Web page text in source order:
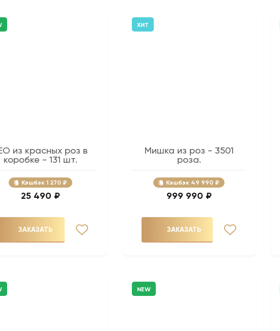
из красных роз в
коробке - 131 шт.
Кэшбэк1 270 ₽
25 490 ₽
ЗАКАЗАТЬ
ХИТ
Мишка из роз - 3501
роза.
Кэшбэк 49 990 ₽
999 990 ₽
ЗАКАЗАТЬ
NEW